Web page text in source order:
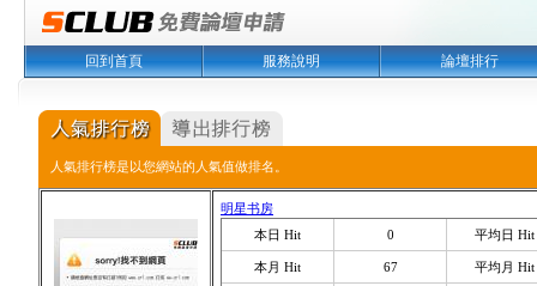
回到首頁 服務說明 論壇排行
人氣排行榜是以您網站的人氣值做排名。
明星书房
本日 Hit
0 平均日 Hit
本月 Hit 67 平均月 Hit